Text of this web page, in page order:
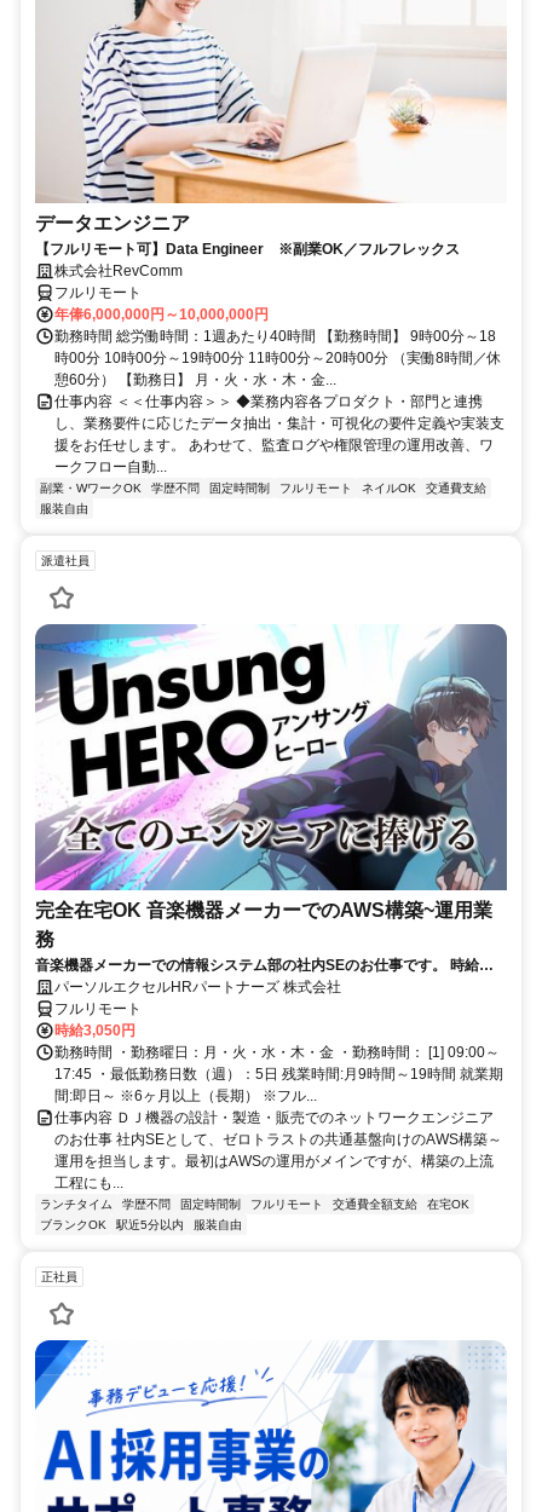
データエンジニア
【フルリモート可】Data Engineer ※副業OK／フルフレックス
株式会社RevComm
フルリモート
年俸6,000,000円～10,000,000円
勤務時間 総労働時間：1週あたり40時間 【勤務時間】 9時00分～18
時00分 10時00分～19時00分 11時00分～20時00分 （実働8時間／休
憩60分） 【勤務日】 月・火・水・木・金...
仕事内容 ＜＜仕事内容＞＞ ◆業務内容各プロダクト・部門と連携
し、業務要件に応じたデータ抽出・集計・可視化の要件定義や実装支
援をお任せします。 あわせて、監査ログや権限管理の運用改善、ワ
ークフロー自動...
副業・WワークOK 学歴不問 固定時間制 フルリモート ネイルOK
交通費支給
服装自由
派遣社員
完全在宅OK 音楽機器メーカーでのAWS構築~運用業
務
音楽機器メーカーでの情報システム部の社内SEのお仕事です。 時給
3050円！基本はフル在宅が可能です！ （状況によって出社有り） AWS
構築の上流工程にも携われます！ご本人負担が約4割でとってもお得な
パナソニック健保に加入頂けます！
パーソルエクセルHRパートナーズ 株式会社
フルリモート
時給3,050円
勤務時間 ・勤務曜日：月・火・水・木・金 ・勤務時間： [1] 09:00～
17:45 ・最低勤務日数（週）：5日 残業時間:月9時間～19時間 就業期
間:即日～ ※6ヶ月以上（長期） ※フル...
仕事内容 ＤＪ機器の設計・製造・販売でのネットワークエンジニア
のお仕事 社内SEとして、ゼロトラストの共通基盤向けのAWS構築～
運用を担当します。最初はAWSの運用がメインですが、構築の上流
工程にも...
ランチタイム 学歴不問 固定時間制 フルリモート 交通費全額支給
在宅OK
ブランクOK
駅近5分以内 服装自由
正社員